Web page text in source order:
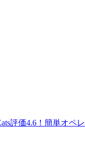
価4.6！簡単オペレ